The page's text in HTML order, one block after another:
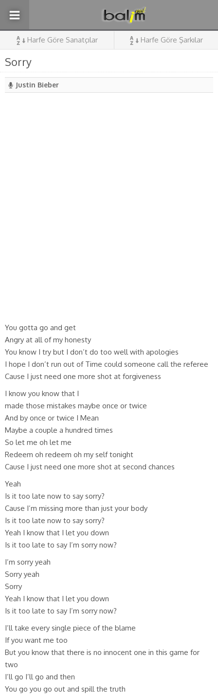
Harfe Göre Sanatçılar Harfe Göre Şarkılar
Sorry
Justin Bieber
You gotta go and get
Angry at all of my honesty
You know I try but I don’t do too well with apologies
I hope I don’t run out of Time could someone call the referee
Cause I just need one more shot at forgiveness
I know you know that I
made those mistakes maybe once or twice
And by once or twice I Mean
Maybe a couple a hundred times
So let me oh let me
Redeem oh redeem oh my self tonight
Cause I just need one more shot at second chances
Yeah
Is it too late now to say sorry?
Cause I’m missing more than just your body
Is it too late now to say sorry?
Yeah I know that I let you down
Is it too late to say I’m sorry now?
I’m sorry yeah
Sorry yeah
Sorry
Yeah I know that I let you down
Is it too late to say I’m sorry now?
I’ll take every single piece of the blame
If you want me too
But you know that there is no innocent one in this game for
two
I’ll go I’ll go and then
You go you go out and spill the truth